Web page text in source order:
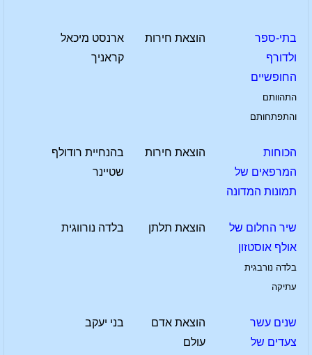
בתי-ספר
ולדורף
החופשיים
התהוותם
והתפתחותם
הוצאת חירות
ארנסט מיכאל
קראניך
הכוחות
המרפאים של
תמונות המדונה
הוצאת חירות
בהנחיית רודולף
שטיינר
שיר החלום של
אולף אוסטזון
בלדה נורבגית
עתיקה
הוצאת תלתן בלדה נורווגית
שנים עשר
צעדים של
הוצאת אדם
עולם
בני יעקב